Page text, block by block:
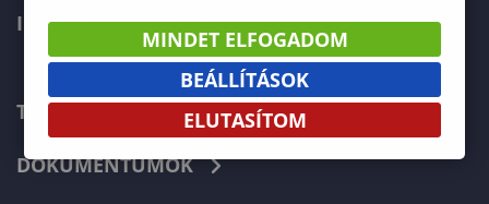
INTERNATIONAL
TELEFONKÖNYV
DOKUMENTUMOK
MINDET ELFOGADOM
BEÁLLÍTÁSOK
ELUTASÍTOM